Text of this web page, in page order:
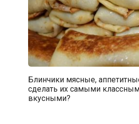
Блинчики мясные,
сделать их самыми
вкусными?